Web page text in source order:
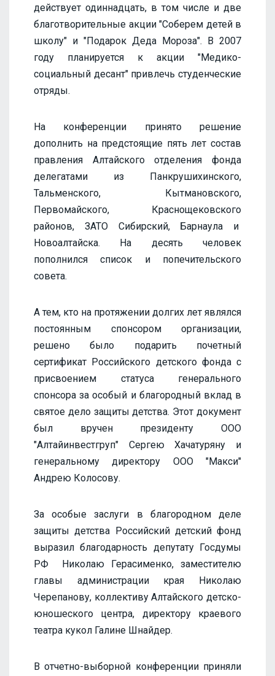
действует одиннадцать, в том числе и две
благотворительные акции "Соберем детей в
школу" и "Подарок Деда Мороза". В 2007
году планируется к акции "Медико-
социальный десант" привлечь студенческие
отряды.
На конференции принято решение
дополнить на предстоящие пять лет состав
правления Алтайского отделения фонда
делегатами из Панкрушихинского,
Тальменского, Кытмановского,
Первомайского, Краснощековского
районов, ЗАТО Сибирский, Барнаула и
Новоалтайска. На десять человек
пополнился список и попечительского
совета.
А тем, кто на протяжении долгих лет являлся
постоянным спонсором организации,
решено было подарить почетный
сертификат Российского детского фонда с
присвоением статуса генерального
спонсора за особый и благородный вклад в
святое дело защиты детства. Этот документ
был вручен президенту ООО
"Алтайинвестгруп" Сергею Хачатуряну и
генеральному директору ООО "Макси"
Андрею Колосову.
За особые заслуги в благородном деле
защиты детства Российский детский фонд
выразил благодарность депутату Госдумы
РФ Николаю Герасименко, заместителю
главы администрации края Николаю
Черепанову, коллективу Алтайского детско-
юношеского центра, директору краевого
театра кукол Галине Шнайдер.
В отчетно-выборной конференции приняли